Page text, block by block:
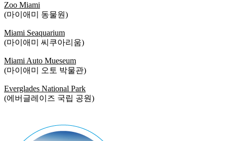
Zoo Miami
(마이애미 동물원)
Miami Seaquarium
(마이애미 씨쿠아리움)
Miami Auto Mueseum
(마이애미 오토 박물관)
Everglades National Park
(에버글레이즈 국립 공원)